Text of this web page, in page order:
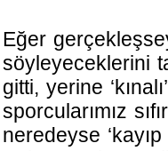
Eğer
söyleyeceklerini
gitti, yerine
sporcularımız
neredeyse